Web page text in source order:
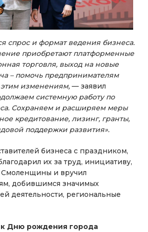
спрос и формат ведения бизнеса.
приобретают платформенные
торговля, выход на новые
– помочь предпринимателям
этим изменениям, — заявил
системную работу по
Сохраняем и расширяем меры
кредитование, лизинг, гранты,
поддержки развития».
бизнеса с праздником,
их за труд, инициативу,
Смоленщины и вручил
добившимся значимых
деятельности, региональные
Дню рождения города